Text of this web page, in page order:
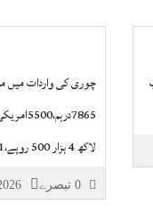
چوری کی واردات میں
لاکھ 4 ہزار 500 روپے،11 قیمتی گھڑیاں برآمد